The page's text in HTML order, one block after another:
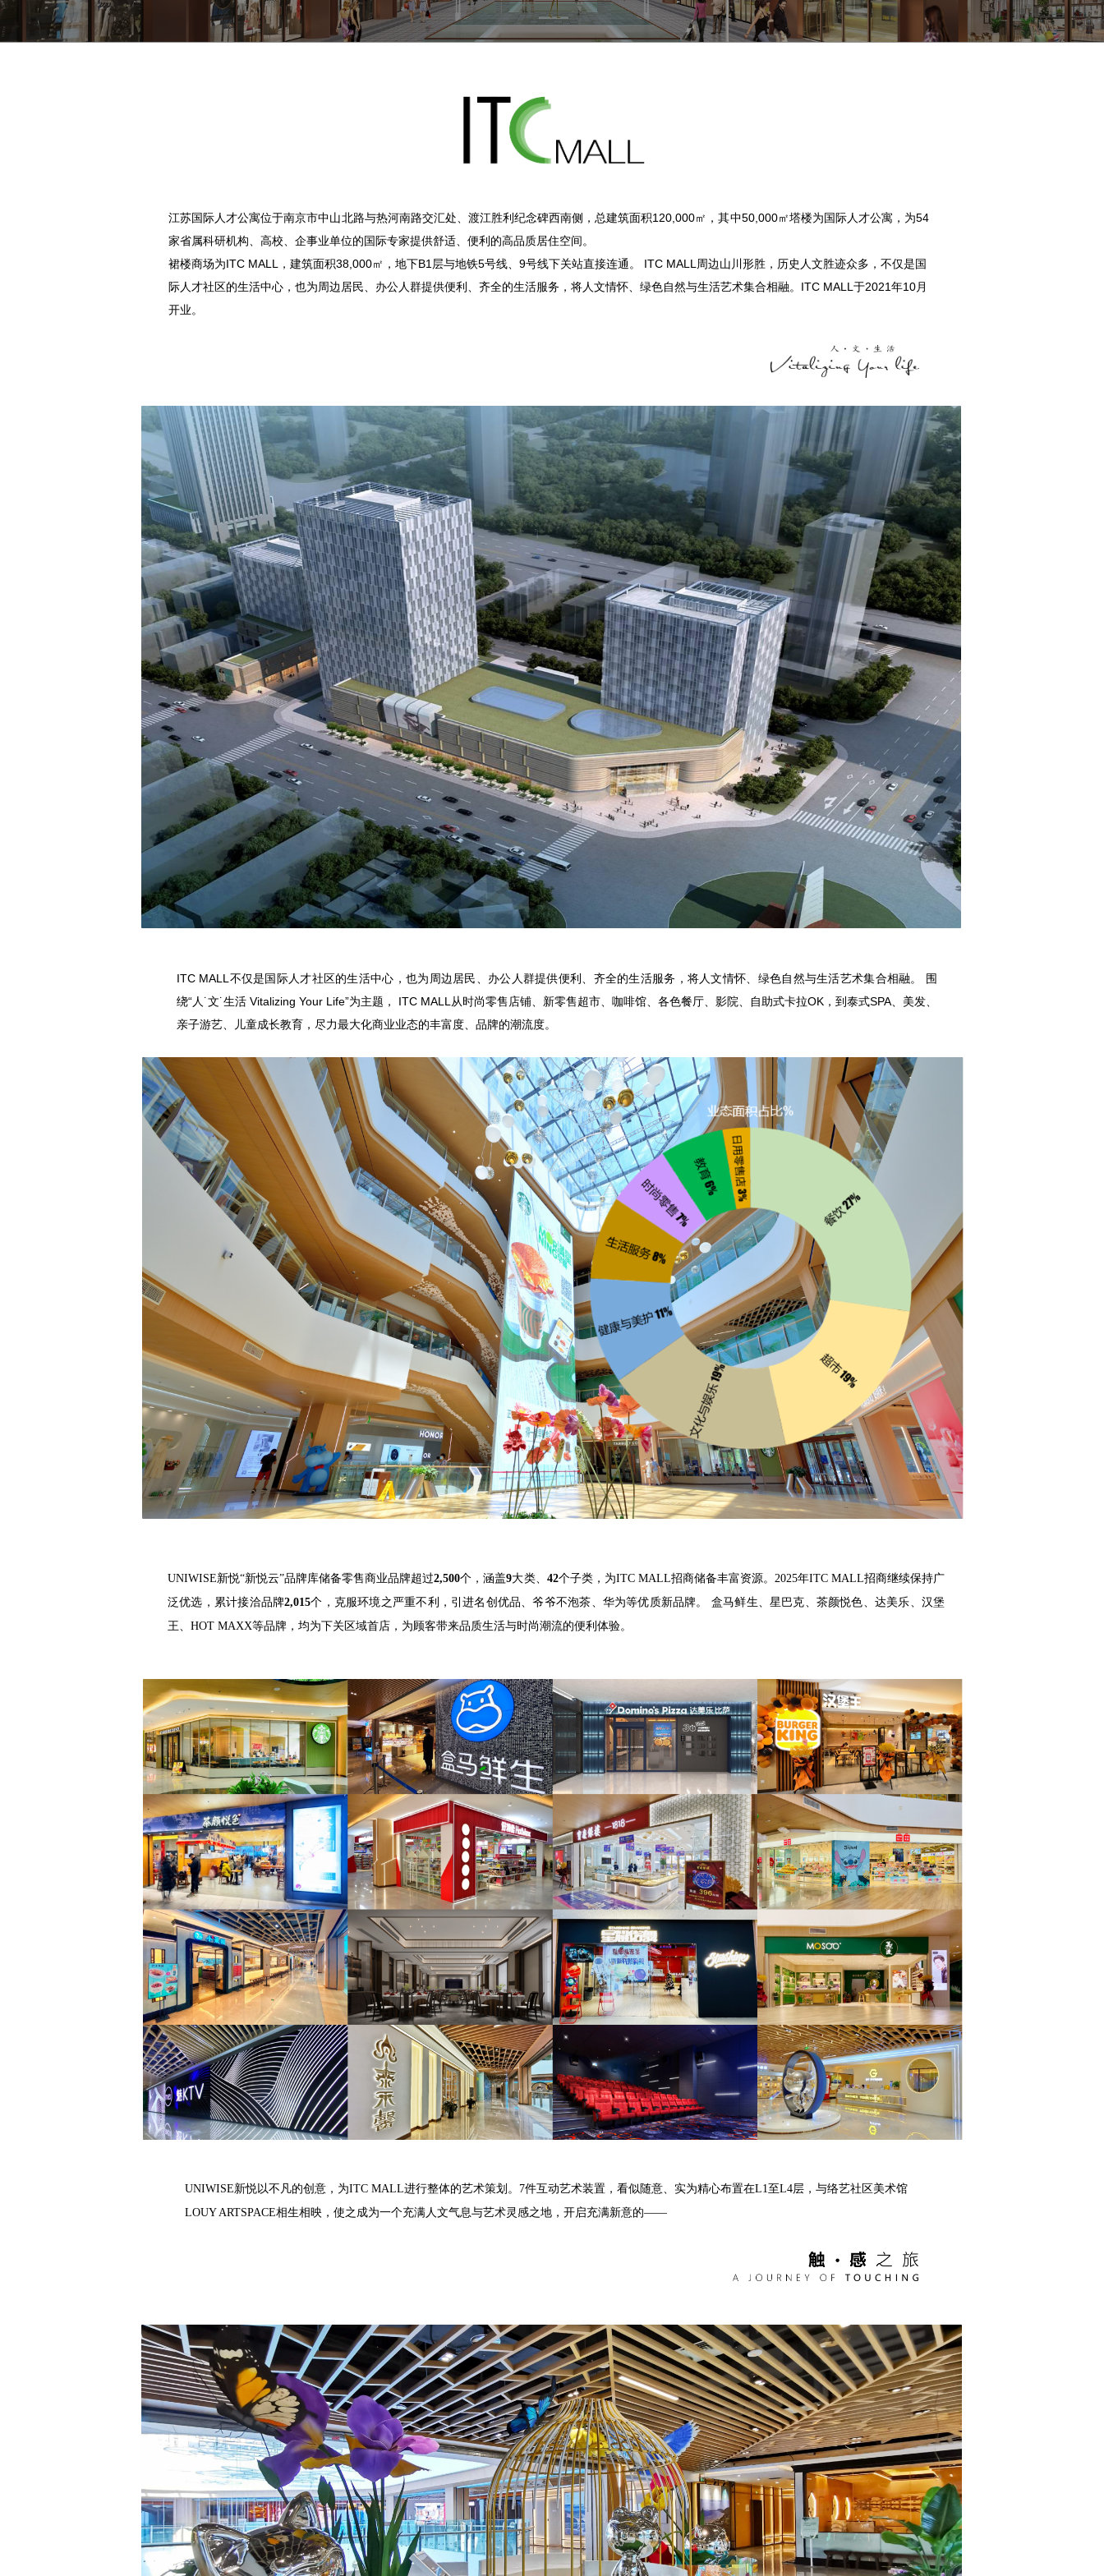
江苏国际人才公寓位于南京市中山北路与热河南路交汇处、渡江胜利纪念碑西南侧，总建筑面积120,000㎡，其中50,000㎡塔楼为国际人才公寓，为54
家省属科研机构、高校、企事业单位的国际专家提供舒适、便利的高品质居住空间。
裙楼商场为ITC MALL，建筑面积38,000㎡，地下B1层与地铁5号线、9号线下关站直接连通。 ITC MALL周边山川形胜，历史人文胜迹众多，不仅是国
际人才社区的生活中心，也为周边居民、办公人群提供便利、齐全的生活服务，将人文情怀、绿色自然与生活艺术集合相融。ITC MALL于2021年10月
开业。
ITC MALL不仅是国际人才社区的生活中心，也为周边居民、办公人群提供便利、齐全的生活服务，将人文情怀、绿色自然与生活艺术集合相融。 围
绕“人˙文˙生活 Vitalizing Your Life”为主题， ITC MALL从时尚零售店铺、新零售超市、咖啡馆、各色餐厅、影院、自助式卡拉OK，到泰式SPA、美发、
亲子游艺、儿童成长教育，尽力最大化商业业态的丰富度、品牌的潮流度。
UNIWISE新悦以不凡的创意，为ITC MALL进行整体的艺术策划。7件互动艺术装置，看似随意、实为精心布置在L1至L4层，与络艺社区美术馆
LOUY ARTSPACE相生相映，使之成为一个充满人文气息与艺术灵感之地，开启充满新意的——
UNIWISE新悦“新悦云”品牌库储备零售商业品牌超过2,500个，涵盖9大类、 42个子类，为ITC MALL招商储备丰富资源。2025年ITC MALL招商继续保持广
泛优选，累计接洽品牌2,015个，克服环境之严重不利，引进名创优品、爷爷不泡茶、华为等优质新品牌。 盒马鲜生、星巴克、茶颜悦色、达美乐、汉堡
王、HOT MAXX等品牌，均为下关区域首店，为顾客带来品质生活与时尚潮流的便利体验。